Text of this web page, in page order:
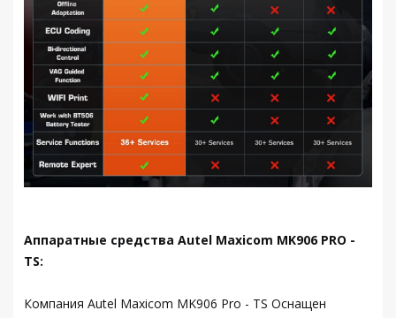
Аппаратные средства Autel Maxicom MK906 PRO -
TS:
Компания Autel Maxicom MK906 Pro - TS Оснащен